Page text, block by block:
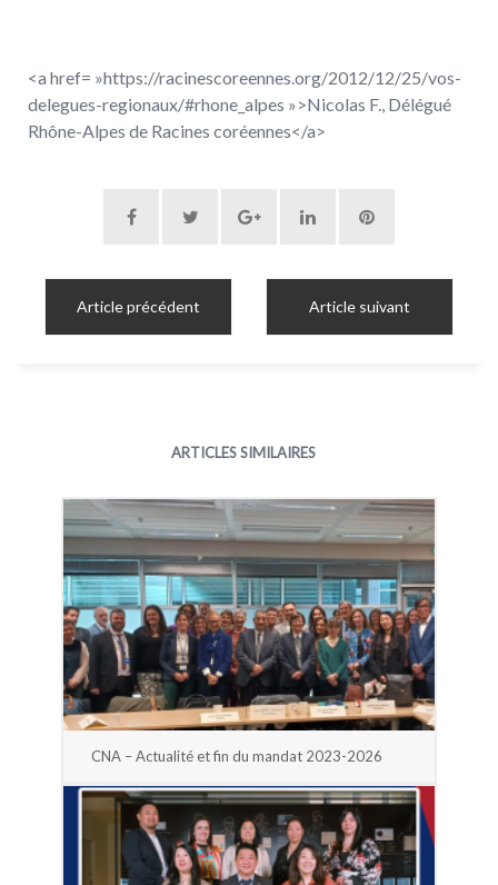
<a href= »https://racinescoreennes.org/2012/12/25/vos-
delegues-regionaux/#rhone_alpes »>Nicolas F., Délégué
Rhône-Alpes de Racines coréennes</a>
Article précédent Article suivant
ARTICLES SIMILAIRES
CNA – Actualité et fin du mandat 2023-2026